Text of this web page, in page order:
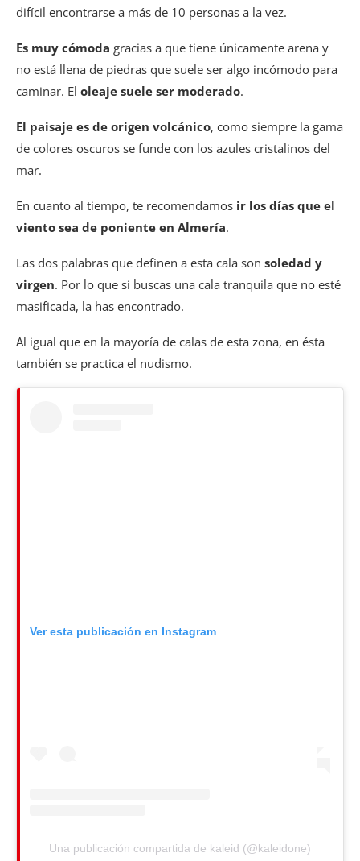
difícil encontrarse a más de 10 personas a la vez.
Es muy cómoda gracias a que tiene únicamente arena y
no está llena de piedras que suele ser algo incómodo para
caminar. El oleaje suele ser moderado.
El paisaje es de origen volcánico, como siempre la gama
de colores oscuros se funde con los azules cristalinos del
mar.
En cuanto al tiempo, te recomendamos ir los días que el
viento sea de poniente en Almería.
Las dos palabras que definen a esta cala son soledad y
virgen. Por lo que si buscas una cala tranquila que no esté
masificada, la has encontrado.
Al igual que en la mayoría de calas de esta zona, en ésta
también se practica el nudismo.
Ver esta publicación en Instagram
Una publicación compartida de kaleid (@kaleidone)